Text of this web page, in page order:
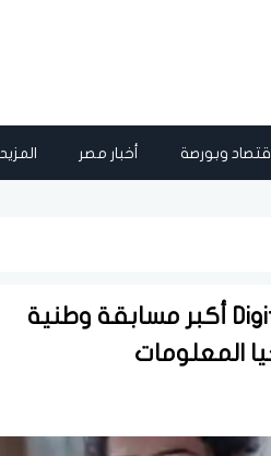
وبورصة أخبار مصر المزيد
أكثر من 25 ألف متسابق يتنافسون فى Digitopia أكبر مسابقة وطنية
المعلومات